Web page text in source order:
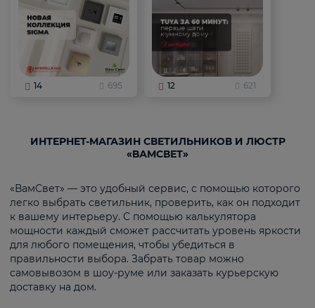
14 695 12 621
ИНТЕРНЕТ-МАГАЗИН СВЕТИЛЬНИКОВ И ЛЮСТР
«ВАМСВЕТ»
«ВамСвет» — это удобный сервис, с помощью которого
легко выбрать светильник, проверить, как он подходит
к вашему интерьеру. С помощью калькулятора
мощности каждый сможет рассчитать уровень яркости
для любого помещения, чтобы убедиться в
правильности выбора. Забрать товар можно
самовывозом в шоу-руме или заказать курьерскую
доставку на дом.